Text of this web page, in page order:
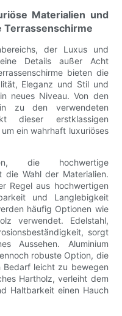
Materialien und
der Luxus und
Details außer Acht
bieten die
Eleganz und Stil und
neues Niveau. Von den
zu den verwendeten
dieser erstklassigen
ein wahrhaft luxuriöses
die hochwertige
die Wahl der Materialien.
Regel aus hochwertigen
und Langlebigkeit
häufig Optionen wie
verwendet. Edelstahl,
sorgt
Aussehen. Aluminium
robuste Option, die
Bedarf leicht zu bewegen
Hartholz, verleiht dem
Haltbarkeit einen Hauch